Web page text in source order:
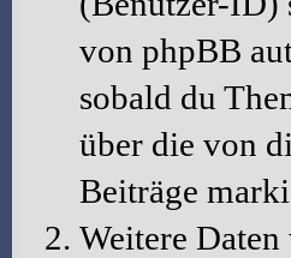
von phpBB
sobald du
über die von
Beiträge
Weitere